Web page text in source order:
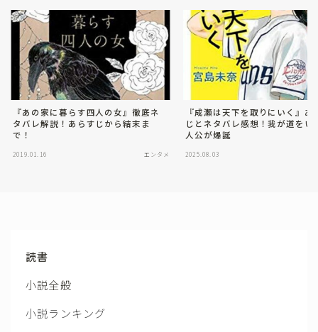
『あの家に暮らす四人の女』徹底ネ
タバレ解説！あらすじから結末ま
で！
2019.01.16 エンタメ
『成瀬は天下を取りにいく』あ
じとネタバレ感想！我が道をい
人公が爆誕
2025.08.03
読書
小説全般
小説ランキング